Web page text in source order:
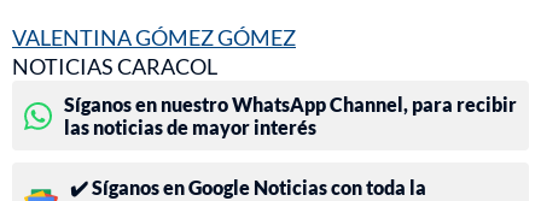
VALENTINA GÓMEZ GÓMEZ
NOTICIAS CARACOL
Síganos en nuestro WhatsApp Channel, para recibir
las noticias de mayor interés
✔️ Síganos en Google Noticias con toda la